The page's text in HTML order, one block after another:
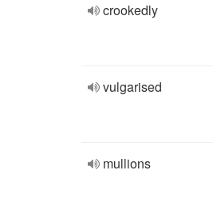
crookedly
vulgarised
mullions